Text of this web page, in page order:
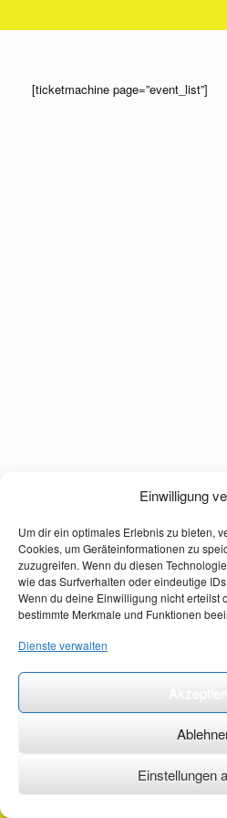
Einwilligung
Um dir ein optimales Erlebnis zu bieten,
Cookies, um Geräteinformationen zu
zuzugreifen. Wenn du diesen
wie das Surfverhalten oder eindeutige
Wenn du deine Einwilligung nicht erteilst
bestimmte Merkmale und Funktionen
Dienste verwalten
Einstellungen
[ticketmachine page=”event_list”]
©2026 ·erstehilfekurs-mauch.de ·AGB ·